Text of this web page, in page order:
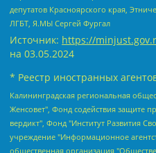
депутатов Красноярского края,
ЛГБТ, Я.МЫ Сергей Фургал
Источник: https://
на 03.05.2024
* Реестр иностранных
Калининградская региональная общественная организация "Экозащита!-Женсовет", Фонд содействия защите прав и свобод граждан "Общественный вердикт", Фонд "Институт Развития Свободы Информации", Частное учреждение "Информационное агентство МЕМО. РУ", Региональная общественная организация "Общественная комиссия по сохранению наследия академика Сахарова", Фонд поддержки свободы прессы, Санкт-Петербургская общественная правозащитная организация "Гражданский контроль", Межрегиональная общественная организация "Информационно-просветительский центр "Мемориал", Региональный Фонд "Центр Защиты Прав Средств Массовой Информации", с 05.12.2023 Фонд "Центр Защиты Прав Средств массовой информации", Региональная общественная благотворительная организация помощи беженцам и мигрантам "Гражданское содействие", Негосударственное образовательное учреждение дополнительного профессионального образования (повышение квалификации) специалистов "АКАДЕМИЯ ПО ПРАВАМ ЧЕЛОВЕКА", Свердловская региональная общественная организация "Сутяжник", Автономная некоммерческая организация "Центр независимых социологических исследований", Союз общественных объединений "Российский исследовательский центр по правам человека", Региональное общественное учреждение научно-информационный центр "МЕМОРИАЛ", Некоммерческая организация "Фонд защиты гласности", Автономная некоммерческая организация "Институт прав человека", Городская общественная организация "Екатеринбургское общество "МЕМОРИАЛ", Городская общественная организация "Рязанское историко-просветительское и правозащитное общество "Мемориал" (Рязанский Мемориал), Челябинский региональный орган общественной самодеятельности – женское общественное объединение "Женщины Евразии", Челябинский региональный орган общественной самодеятельности "Уральская правозащитная группа", Фонд содействия защите здоровья и социальной справедливости имени Андрея Рылькова, Автономная Некоммерческая Организация "Аналитический Центр Юрия Левады", Автономная некоммерческая организация социальной поддержки населения "Проект Апрель", Региональная общественная организация помощи женщинам и детям, находящимся в кризисной ситуации "Информационно-методический центр "Анна", Фонд содействия развитию массовых коммуникаций и правовому просвещению "Так-так-Так", Фонд содействия устойчивому развитию "Серебряная тайга", Свердловский региональный общественный фонд социальных проектов "Новое время", "Idel.Реалии", Кавказ.Реалии, Крым.Реалии, Телеканал Настоящее Время, Татаро-башкирская служба Радио Свобода (Azatliq Radiosi), Радио Свободная Европа/Радио Свобода (PCE/PC), "Сибирь.Реалии", "Фактограф", Благотворительный фонд помощи осужденным и их семьям, Автономная некоммерческая организация "Институт глобализации и социальных движений", Фонд "В защиту прав заключенных", Частное учреждение "Центр поддержки и содействия развитию средств массовой информации", Пензенский региональный общественный благотворительный фонд "Гражданский союз", "Север.Реалии", Некоммерческая организация Фонд "Правовая инициатива", Общество с ограниченной ответственностью "Радио Свободная Европа/Радио Свобода", Чешское информационное агентство "MEDIUM-ORIENT", Красноярская региональная общественная организация "Мы против СПИДа", Камалягин Денис Николаевич, Маркелов Сергей Евгеньевич, Пономарев Лев Александрович, Савицкая Людмила Алексеевна, Автономная некоммерческая организация "Центр по работе с проблемой насилия "НАСИЛИЮ.НЕТ", Межрегиональный профессиональный союз работников здравоохранения "Альянс врачей", Юридическое лицо, зарегистрированное в Латвийской Республике, SIA "Medusa Project" (регистрационный номер 40103797863, дата регистрации 10.06.2014), Некоммерческая организация "Фонд по борьбе с коррупцией", Автономная некоммерческая организация "Институт права и публичной политики", Баданин Роман Сергеевич, Гликин Максим Александрович, Железнова Мария Михайловна, Лукьянова Юлия Сергеевна, Маетная Елизавета Витальевна, Маняхин Петр Борисович, Чуракова Ольга Владимировна, Ярош Юлия Петровна, Юридическое лицо "The Insider SIA", зарегистрированное в Риге, Латвийская Республика (дата регистрации 26.06.2015), являющееся администратором доменного имени интернет-издания "The Insider SIA", https://theins.ru, Постернак Алексей Евгеньевич, Рубин Михаил Аркадьевич, Анин Роман Александрович, Юридическое лицо Istories fonds, зарегистрированное в Латвийской Республике (регистрационный номер 50008295751, дата регистрации 24.02.2020), Великовский Дмитрий Александрович, Долинина Ирина Николаевна, Мароховская Алеся Алексеевна, Шлейнов Роман Юрьевич, Шмагун Олеся Валентиновна, Общество с ограниченной ответственностью "Альтаир 2021", Общество с ограниченной ответственностью "Вега 2021", Общество с ограниченной ответственностью "Главный редактор 2021", Общество с ограниченной ответственностью "Ромашки монолит", Важенков Артем Валерьевич, Ивановская областная общественная организация "Центр гендерных исследований", Гурман Юрий Альбертович, Медиапроект "ОВД-Инфо", Егоров Владимир Владимирович, Жилинский Владимир Александрович, Общество с ограниченной ответственностью "ЗП",